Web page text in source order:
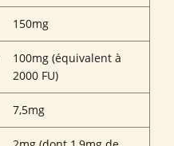
150mg
100mg (équivalent à
2000 FU)
7,5mg